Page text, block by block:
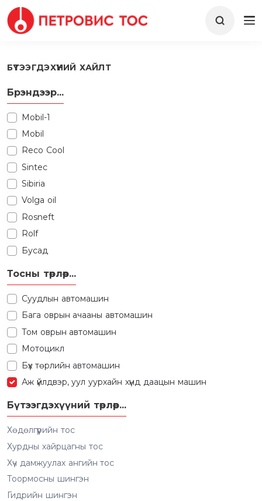
БҮТЭЭГДЭХҮҮНИЙ ХАЙЛТ
Брэндээр...
Mobil-1
Mobil
Reco Cool
Sintec
Sibiria
Volga oil
Rosneft
Rolf
Бусад
Тосны төрлөөр...
Суудлын автомашин
Бага оврын ачааны автомашин
Том оврын автомашин
Мотоцикл
Бүх төрлийн автомашин
Аж үйлдвэр, уул уурхайн хүнд даацын машин
Бүтээгдэхүүний төрлөөр...
Хөдөлгүүрийн тос
Хурдны хайрцагны тос
Хүч дамжуулах ангийн тос
Тоормосны шингэн
Гидрийн шингэн